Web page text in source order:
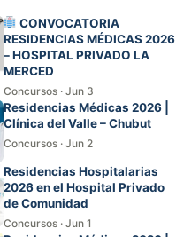
CONVOCATORIA
RESIDENCIAS MÉDICAS 2026
– HOSPITAL PRIVADO LA
MERCED
Concursos · Jun 3
Residencias Médicas 2026 |
Clínica del Valle – Chubut
Concursos · Jun 2
Residencias Hospitalarias
2026 en el Hospital Privado
de Comunidad
Concursos · Jun 1